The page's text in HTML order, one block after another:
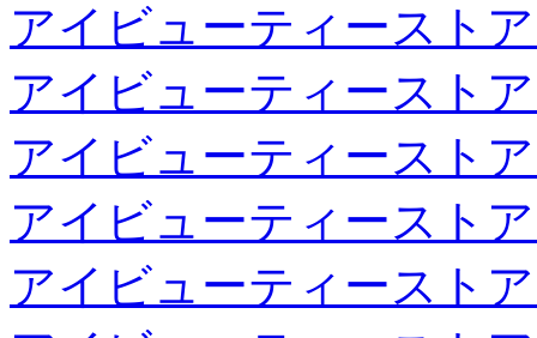
アイビューティースト
アイビューティースト
アイビューティースト
アイビューティースト
アイビューティースト